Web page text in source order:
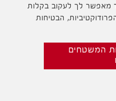
מאפשר לך לעקוב בקלות
הבטיחות
המשטחים